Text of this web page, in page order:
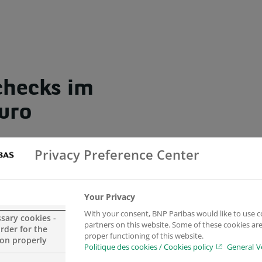
im
am Hauptsitz von BGL BNP Paribas eine
statt. Die Abteilungen Corporate Banking und
entschieden, anstelle von Geschenken zum
In Anwesenheit der Vertreter dieser beiden
Schecks im Gesamtwert von 10.000 Euro
Privacy Preference Center
cookies -
for the
properly
Your Privacy
With your consent, BNP Paribas would like to use
partners on this website. Some of these cookies
proper functioning of this website.
Politique des cookies / Cookies policy
General